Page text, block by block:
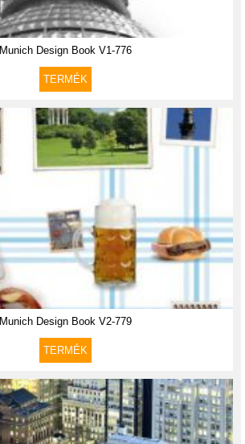
Munich Design Book V1-776
TERMÉK
Munich Design Book V2-779
TERMÉK